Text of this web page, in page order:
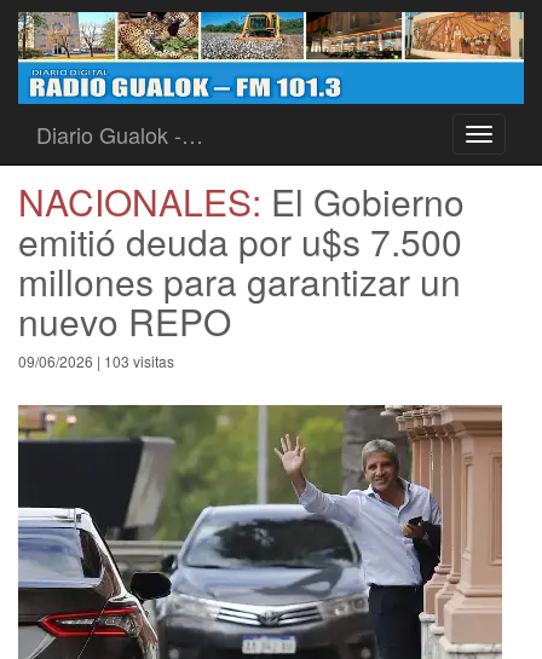
Toggle
Diario Gualok -…
NACIONALES: El Gobierno
emitió deuda por u$s 7.500
millones para garantizar un
nuevo REPO
09/06/2026 | 103 visitas